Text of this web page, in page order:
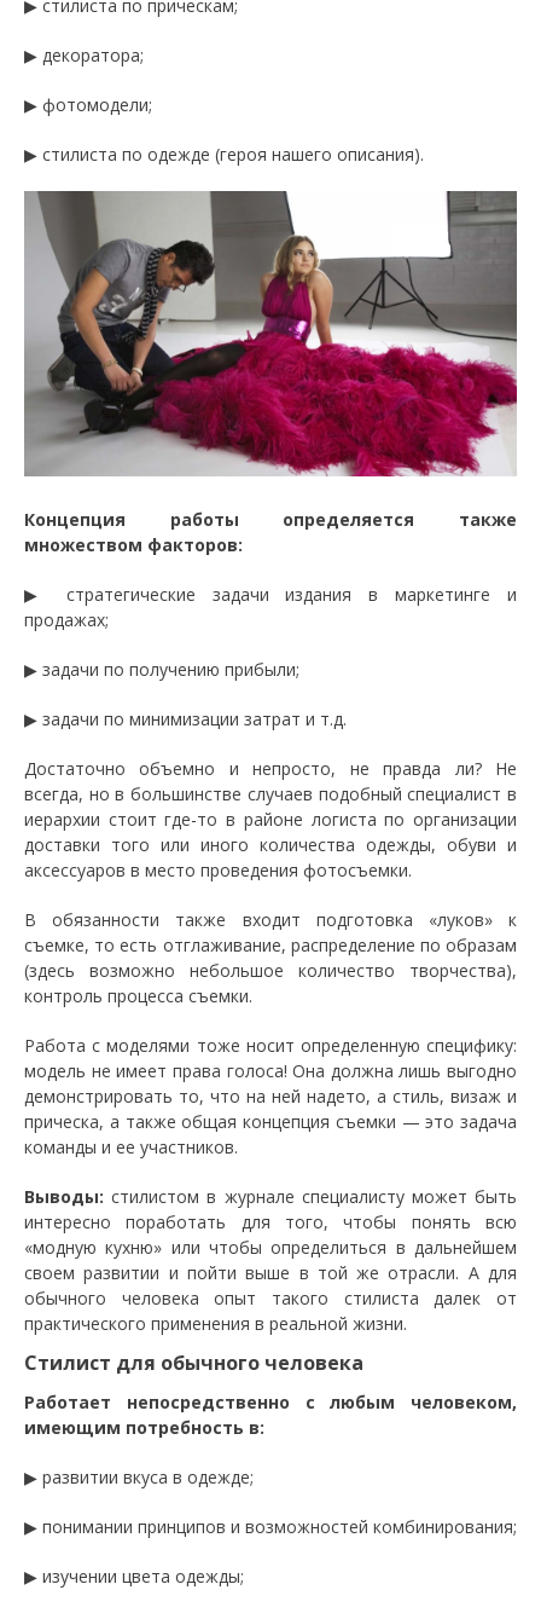
▶ стилиста по прическам;
▶ декоратора;
▶ фотомодели;
▶ стилиста по одежде (героя нашего описания).
Концепция работы определяется также
множеством факторов:
▶ стратегические задачи издания в маркетинге и
продажах;
▶ задачи по получению прибыли;
▶ задачи по минимизации затрат и т.д.
Достаточно объемно и непросто, не правда ли? Не
всегда, но в большинстве случаев подобный специалист в
иерархии стоит где-то в районе логиста по организации
доставки того или иного количества одежды, обуви и
аксессуаров в место проведения фотосъемки.
В обязанности также входит подготовка «луков» к
съемке, то есть отглаживание, распределение по образам
(здесь возможно небольшое количество творчества),
контроль процесса съемки.
Работа с моделями тоже носит определенную специфику:
модель не имеет права голоса! Она должна лишь выгодно
демонстрировать то, что на ней надето, а стиль, визаж и
прическа, а также общая концепция съемки — это задача
команды и ее участников.
Выводы:стилистом в журнале специалисту может быть
интересно поработать для того, чтобы понять всю
«модную кухню» или чтобы определиться в дальнейшем
своем развитии и пойти выше в той же отрасли. А для
обычного человека опыт такого стилиста далек от
практического применения в реальной жизни.
Стилист для обычного человека
Работает непосредственно с любым человеком,
имеющим потребность в:
▶ развитии вкуса в одежде;
▶ понимании принципов и возможностей комбинирования;
▶ изучении цвета одежды;